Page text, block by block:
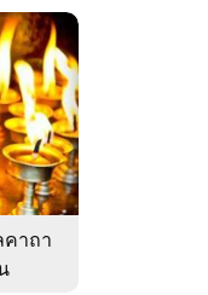
าถา